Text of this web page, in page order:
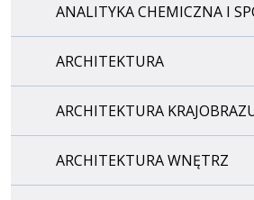
ANALITYKA CHEMICZNA I
ARCHITEKTURA
ARCHITEKTURA
ARCHITEKTURA WNĘTRZ